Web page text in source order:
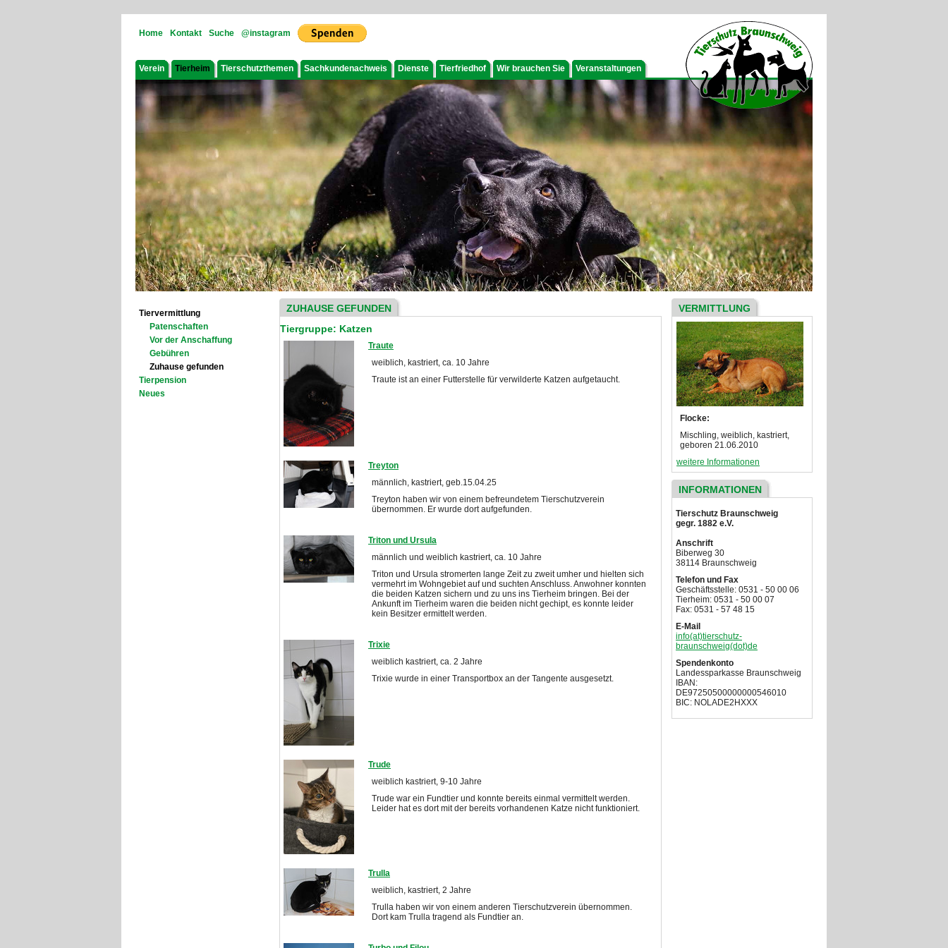
Home Kontakt Suche @instagram
Verein Tierheim Tierschutzthemen Sachkundenachweis Dienste Tierfriedhof Wir brauchen Sie Veranstaltungen
Tiervermittlung
Patenschaften
Vor der Anschaffung
Gebühren
Zuhause gefunden
Tierpension
Neues
ZUHAUSE GEFUNDEN
Tiergruppe: Katzen
Traute
weiblich, kastriert, ca. 10 Jahre
Traute ist an einer Futterstelle für verwilderte Katzen aufgetaucht.
Treyton
männlich, kastriert, geb.15.04.25
Treyton haben wir von einem befreundetem Tierschutzverein
übernommen. Er wurde dort aufgefunden.
Triton und Ursula
männlich und weiblich kastriert, ca. 10 Jahre
Triton und Ursula stromerten lange Zeit zu zweit umher und hielten sich
vermehrt im Wohngebiet auf und suchten Anschluss. Anwohner konnten
die beiden Katzen sichern und zu uns ins Tierheim bringen. Bei der
Ankunft im Tierheim waren die beiden nicht gechipt, es konnte leider
kein Besitzer ermittelt werden.
Trixie
weiblich kastriert, ca. 2 Jahre
Trixie wurde in einer Transportbox an der Tangente ausgesetzt.
Trude
weiblich kastriert, 9-10 Jahre
Trude war ein Fundtier und konnte bereits einmal vermittelt werden.
Leider hat es dort mit der bereits vorhandenen Katze nicht funktioniert.
Trulla
weiblich, kastriert, 2 Jahre
Trulla haben wir von einem anderen Tierschutzverein übernommen.
Dort kam Trulla tragend als Fundtier an.
VERMITTLUNG
Flocke:
Mischling, weiblich, kastriert,
geboren 21.06.2010
weitere Informationen
INFORMATIONEN
Tierschutz Braunschweig
gegr. 1882 e.V.
Anschrift
Biberweg 30
38114 Braunschweig
Telefon und Fax
Geschäftsstelle: 0531 - 50 00 06
Tierheim: 0531 - 50 00 07
Fax: 0531 - 57 48 15
E-Mail
info(at)tierschutz-
braunschweig(dot)de
Spendenkonto
Landessparkasse Braunschweig
IBAN:
DE97250500000000546010
BIC: NOLADE2HXXX